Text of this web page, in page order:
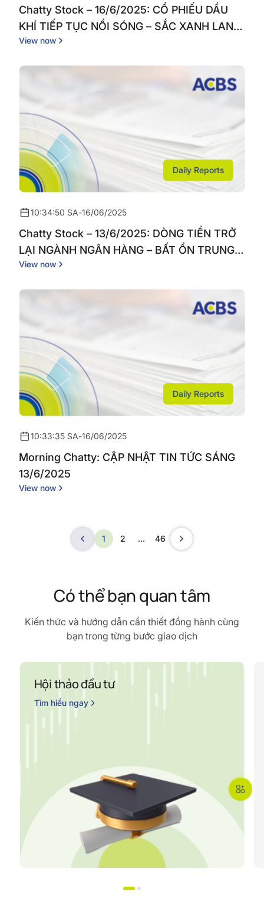
Chatty Stock – 16/6/2025: CỔ PHIẾU DẦU
KHÍ TIẾP TỤC NỔI SÓNG – SẮC XANH LAN
TỎA THỊ TRƯỜNG
View now
Daily Reports
10:34:50 SA-16/06/2025
Chatty Stock – 13/6/2025: DÒNG TIỀN TRỞ
LẠI NGÀNH NGÂN HÀNG – BẤT ỔN TRUNG
ĐÔNG ĐẨY CỔ PHIẾU DẦU KHÍ NỔI SÓNG
View now
Daily Reports
10:33:35 SA-16/06/2025
Morning Chatty: CẬP NHẬT TIN TỨC SÁNG
13/6/2025
View now
1 2 … 46
Có thể bạn quan tâm
Kiến thức và hướng dẫn cần thiết đồng hành cùng
bạn trong từng bước giao dịch
Hội thảo đầu tư
Tìm hiểu ngay